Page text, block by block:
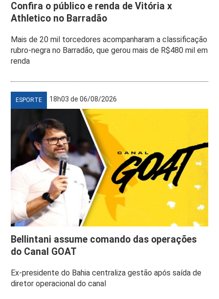
Confira o público e renda de Vitória x
Athletico no Barradão
Mais de 20 mil torcedores acompanharam a classificação
rubro-negra no Barradão, que gerou mais de R$480 mil em
renda
ESPORTE 18h03 de 06/08/2026
Bellintani assume comando das operações
do Canal GOAT
Ex-presidente do Bahia centraliza gestão após saída de
diretor operacional do canal